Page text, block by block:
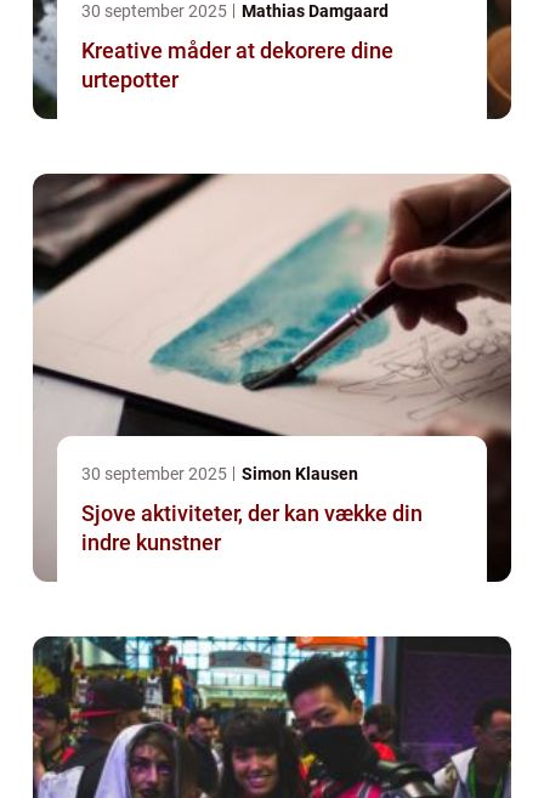
30 september 2025 Mathias Damgaard
Kreative måder at dekorere dine
urtepotter
30 september 2025 Simon Klausen
Sjove aktiviteter, der kan vække din
indre kunstner